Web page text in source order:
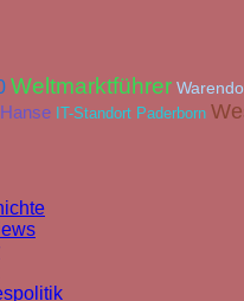
Weltmarktführer
Hanse IT-Standort Paderborn